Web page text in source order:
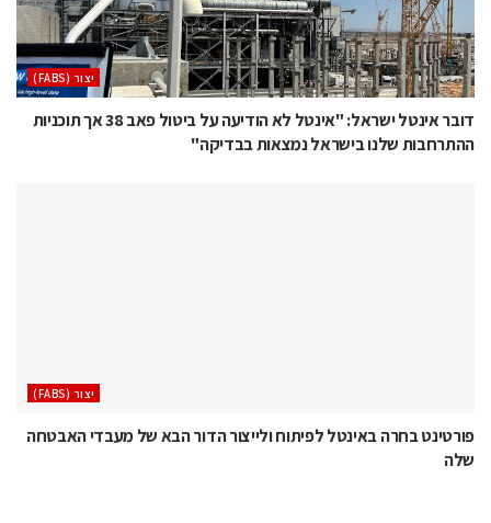
‫יצור (‪(FABS‬‬
דובר אינטל ישראל: "אינטל לא הודיעה על ביטול פאב 38 אך תוכניות
ההתרחבות שלנו בישראל נמצאות בבדיקה"
‫יצור (‪(FABS‬‬
פורטינט בחרה באינטל לפיתוח ולייצור הדור הבא של מעבדי האבטחה
שלה